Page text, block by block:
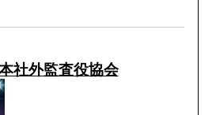
社外監査役協会